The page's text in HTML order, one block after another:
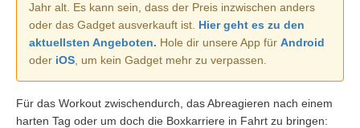
Jahr alt. Es kann sein, dass der Preis inzwischen anders
oder das Gadget ausverkauft ist. Hier geht es zu den
aktuellsten Angeboten. Hole dir unsere App für Android
oder iOS , um kein Gadget mehr zu verpassen.
Für das Workout zwischendurch, das Abreagieren nach einem
harten Tag oder um doch die Boxkarriere in Fahrt zu bringen: